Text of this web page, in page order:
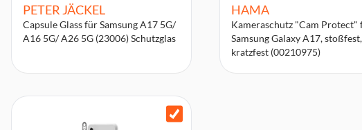
PETER JÄCKEL
Capsule Glass für Samsung A17 5G/
A16 5G/ A26 5G (23006) Schutzglas
HAMA
Kameraschutz "Cam Protect"
Samsung Galaxy A17, stoßfest,
kratzfest (00210975)